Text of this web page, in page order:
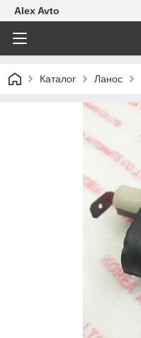
Alex Avto
Каталог Ланос